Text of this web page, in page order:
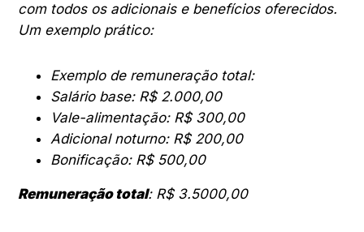
com todos os adicionais e benefícios oferecidos.
Um exemplo prático:
Exemplo de remuneração total:
Salário base: R$ 2.000,00
Vale-alimentação: R$ 300,00
Adicional noturno: R$ 200,00
Bonificação: R$ 500,00
Remuneração total: R$ 3.5000,00